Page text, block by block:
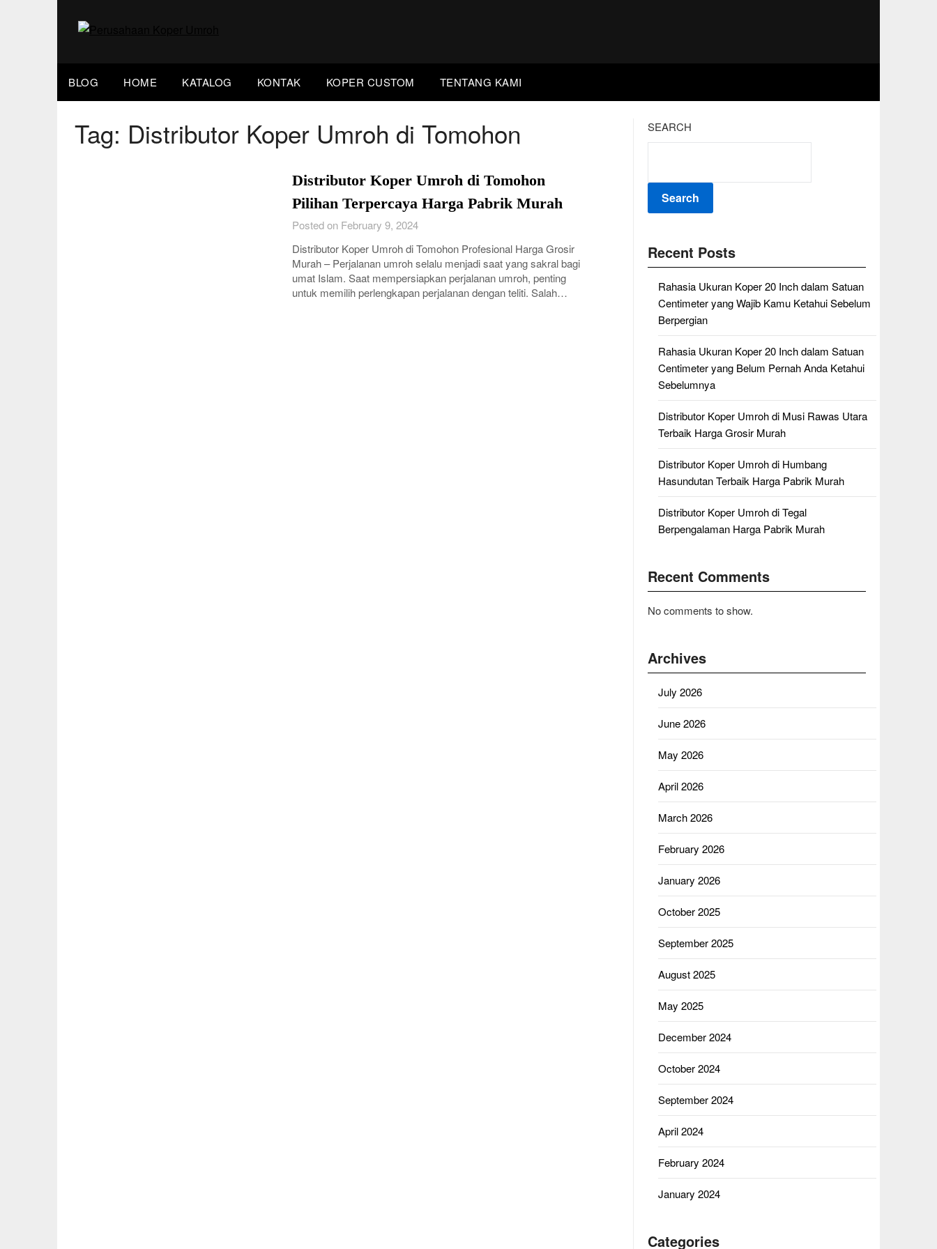
BLOG HOME KATALOG KONTAK KOPER CUSTOM TENTANG KAMI
Tag: Distributor Koper Umroh di Tomohon
Distributor Koper Umroh di Tomohon
Pilihan Terpercaya Harga Pabrik Murah
Posted on February 9, 2024
Distributor Koper Umroh di Tomohon Profesional Harga Grosir
Murah – Perjalanan umroh selalu menjadi saat yang sakral bagi
umat Islam. Saat mempersiapkan perjalanan umroh, penting
untuk memilih perlengkapan perjalanan dengan teliti. Salah…
SEARCH
Search
Recent Posts
Rahasia Ukuran Koper 20 Inch dalam Satuan
Centimeter yang Wajib Kamu Ketahui Sebelum
Berpergian
Rahasia Ukuran Koper 20 Inch dalam Satuan
Centimeter yang Belum Pernah Anda Ketahui
Sebelumnya
Distributor Koper Umroh di Musi Rawas Utara
Terbaik Harga Grosir Murah
Distributor Koper Umroh di Humbang
Hasundutan Terbaik Harga Pabrik Murah
Distributor Koper Umroh di Tegal
Berpengalaman Harga Pabrik Murah
Recent Comments
No comments to show.
Archives
July 2026
June 2026
May 2026
April 2026
March 2026
February 2026
January 2026
October 2025
September 2025
August 2025
May 2025
December 2024
October 2024
September 2024
April 2024
February 2024
January 2024
Categories